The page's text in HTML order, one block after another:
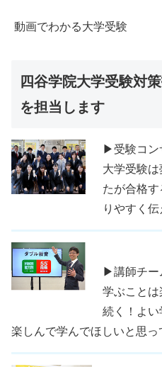
動画でわかる大学受験
四谷学院大学受験対
を担当します
▶受験コン
大学受験
たが合格
りやすく伝
▶講師チー
学ぶこと
続く！よい
楽しんで学んでほしいと思っ